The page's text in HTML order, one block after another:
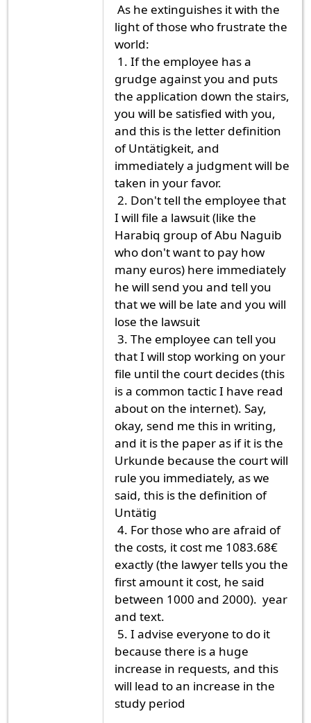
As he extinguishes it with the
light of those who frustrate the
world:
1. If the employee has a
grudge against you and puts
the application down the stairs,
you will be satisfied with you,
and this is the letter definition
of Untätigkeit, and
immediately a judgment will be
taken in your favor.
2. Don't tell the employee that
I will file a lawsuit (like the
Harabiq group of Abu Naguib
who don't want to pay how
many euros) here immediately
he will send you and tell you
that we will be late and you will
lose the lawsuit
3. The employee can tell you
that I will stop working on your
file until the court decides (this
is a common tactic I have read
about on the internet). Say,
okay, send me this in writing,
and it is the paper as if it is the
Urkunde because the court will
rule you immediately, as we
said, this is the definition of
Untätig
4. For those who are afraid of
the costs, it cost me 1083.68€
exactly (the lawyer tells you the
first amount it cost, he said
between 1000 and 2000). year
and text.
5. I advise everyone to do it
because there is a huge
increase in requests, and this
will lead to an increase in the
study period